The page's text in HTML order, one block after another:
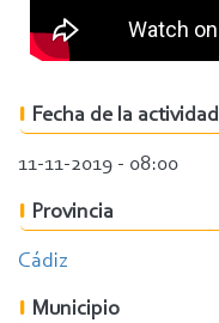
Fecha de la actividad
11-11-2019 - 08:00
Provincia
Cádiz
Municipio